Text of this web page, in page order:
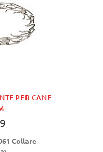
PER CANE
Collare